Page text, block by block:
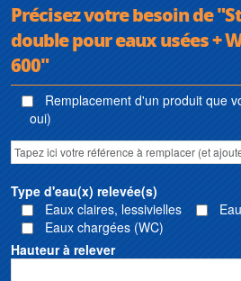
Précisez votre besoin de
double pour eaux usées +
600"
Remplacement d'un produit que
oui)
Type d'eau(x) relevée(s)
Eaux claires, lessivielles
Eaux chargées (WC)
Hauteur à relever